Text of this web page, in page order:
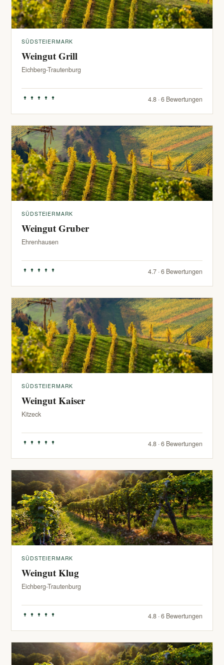
SÜDSTEIERMARK
Weingut Grill
Eichberg-Trautenburg
4.8 · 6 Bewertungen
SÜDSTEIERMARK
Weingut Gruber
Ehrenhausen
4.7 · 6 Bewertungen
SÜDSTEIERMARK
Weingut Kaiser
Kitzeck
4.8 · 6 Bewertungen
SÜDSTEIERMARK
Weingut Klug
Eichberg-Trautenburg
4.8 · 6 Bewertungen